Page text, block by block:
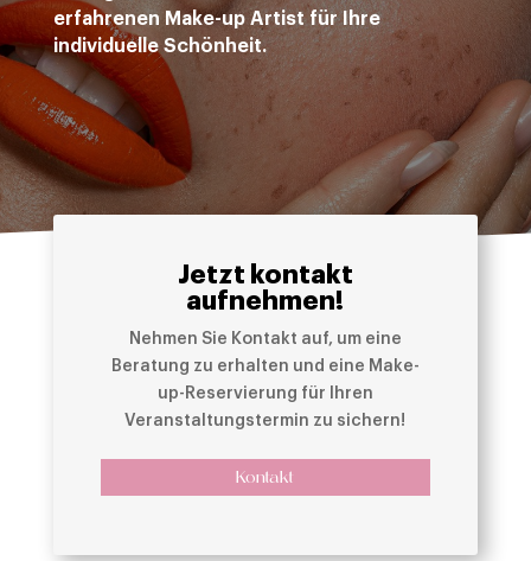
erfahrenen Make-up Artist für Ihre
individuelle Schönheit.
Jetzt kontakt
aufnehmen!
Nehmen Sie Kontakt auf, um eine
Beratung zu erhalten und eine Make-
up-Reservierung für Ihren
Veranstaltungstermin zu sichern!
Kontakt